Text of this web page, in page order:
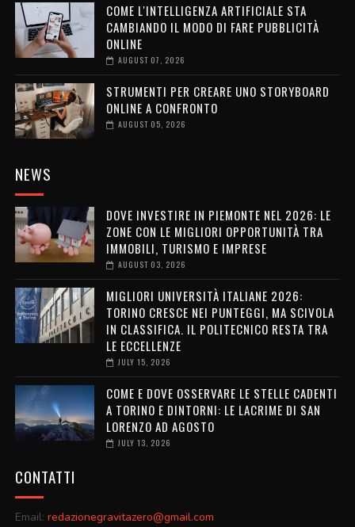
COME L'INTELLIGENZA ARTIFICIALE STA
CAMBIANDO IL MODO DI FARE PUBBLICITÀ
ONLINE
AUGUST 07, 2026
STRUMENTI PER CREARE UNO STORYBOARD
ONLINE A CONFRONTO
AUGUST 05, 2026
NEWS
DOVE INVESTIRE IN PIEMONTE NEL 2026: LE
ZONE CON LE MIGLIORI OPPORTUNITÀ TRA
IMMOBILI, TURISMO E IMPRESE
AUGUST 03, 2026
MIGLIORI UNIVERSITÀ ITALIANE 2026:
TORINO CRESCE NEI PUNTEGGI, MA SCIVOLA
IN CLASSIFICA. IL POLITECNICO RESTA TRA
LE ECCELLENZE
JULY 15, 2026
COME E DOVE OSSERVARE LE STELLE CADENTI
A TORINO E DINTORNI: LE LACRIME DI SAN
LORENZO AD AGOSTO
JULY 13, 2026
CONTATTI
Email: redazionegravitazero@gmail.com